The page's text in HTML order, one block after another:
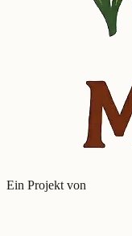
Ein Projekt von